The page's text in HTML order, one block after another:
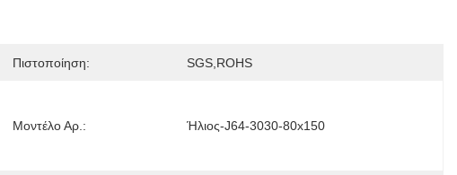
Πιστοποίηση: SGS,ROHS
Μοντέλο Αρ.: Ήλιος-J64-3030-80x150